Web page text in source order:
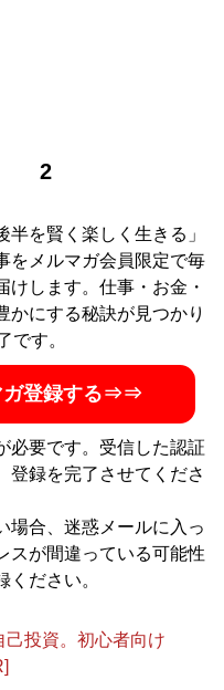
2
。取得した資格は簿記、フ
@shin_yamaguchi_
を賢く楽しく生きる」
をメルマガ会員限定で毎
けします。仕事・お金・
にする秘訣が見つかり
です。
ガ登録する⇒⇒
必要です。受信した認証
登録を完了させてくださ
合、迷惑メールに入っ
スが間違っている可能性
ください。
投資。初心者向け